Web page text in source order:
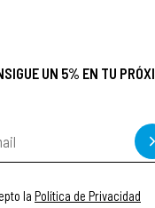
UN 5% EN TU
la Política de Privacidad